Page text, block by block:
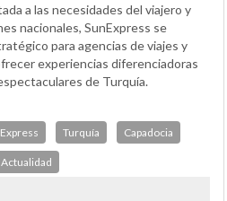
a las necesidades del viajero y
nacionales, SunExpress se
para agencias de viajes y
experiencias diferenciadoras
de Turquía.
Turquía Capadocia
Actualidad